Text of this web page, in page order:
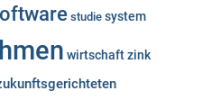
studie system
wirtschaftzink